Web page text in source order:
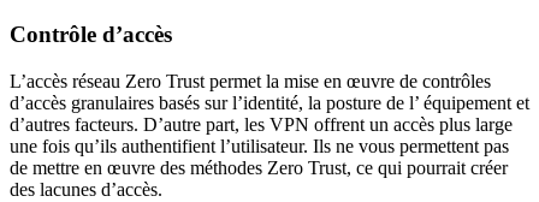
Contrôle d’accès
L’accès réseau Zero Trust permet la mise en œuvre de contrôles
d’accès granulaires basés sur l’identité, la posture de l’ équipement et
d’autres facteurs. D’autre part, les VPN offrent un accès plus large
une fois qu’ils authentifient l’utilisateur. Ils ne vous permettent pas
de mettre en œuvre des méthodes Zero Trust, ce qui pourrait créer
des lacunes d’accès.